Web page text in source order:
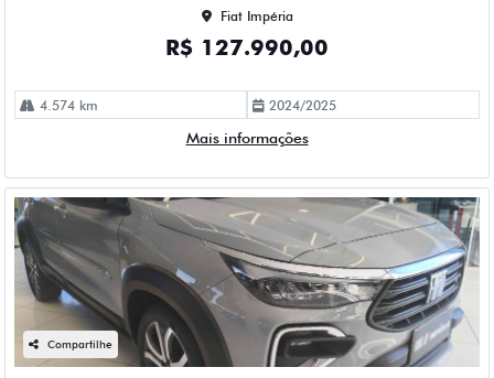
Fiat Impéria
R$ 127.990,00
4.574 km 2024/2025
Mais informações
Compartilhe